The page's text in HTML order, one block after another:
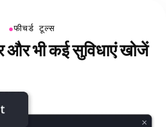
●फीचर्ड टूल्स
भी कई सुविधाएं खोजें